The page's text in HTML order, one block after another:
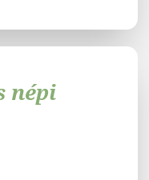
népi